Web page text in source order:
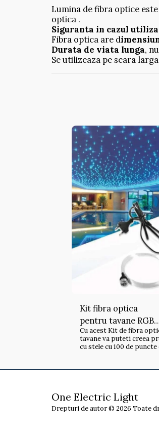
Lumina de fibra optice
optica .
Siguranta in cazul
Fibra optica are d
Durata de viata lunga,
Se utilizeaza pe scara
Kit fibra optica
pentru tavane RGB
300m, sursa de
alimentare si
Cu acest Kit de fibra
tavane va puteti creea
cu stele cu 100 de puncte
viata de 50.000 de ore
asta doar la 16w. Kitul
fire din fibra optica, 16 W
0,75 mm x 2 m, pentru
One Electric Light
Drepturi de autor © 2026 Toate